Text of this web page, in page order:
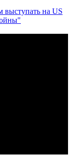
выступать на US